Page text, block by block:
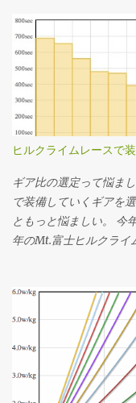
ヒルクライムレースで
ギア比の選定って悩ま
で装備していくギアを
ともっと悩ましい。 今
年のMt.富士ヒルクライ
の平均ケイデンスは
とになるか。記憶の範
結局34x25Tは使って
速度が伸びたけど
ったことになる。あー
ちのインナートップは